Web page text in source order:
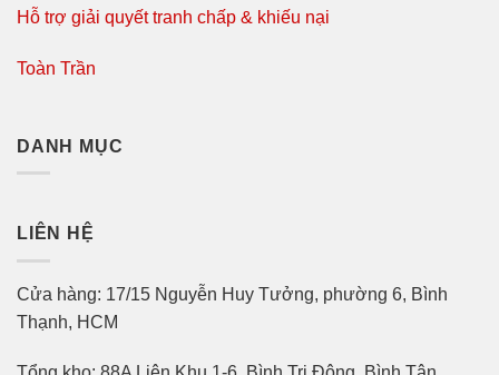
Hỗ trợ giải quyết tranh chấp & khiếu nại
Toàn Trần
DANH MỤC
LIÊN HỆ
Cửa hàng: 17/15 Nguyễn Huy Tưởng, phường 6, Bình
Thạnh, HCM